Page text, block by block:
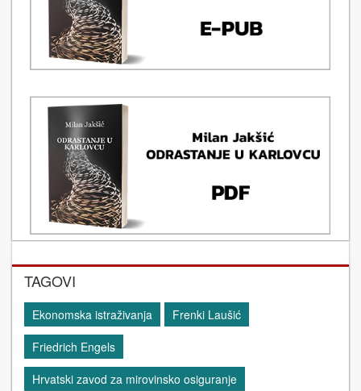
TAGOVI
Ekonomska istraživanja
Frenki Laušić
Friedrich Engels
Hrvatski zavod za mirovinsko osiguranje